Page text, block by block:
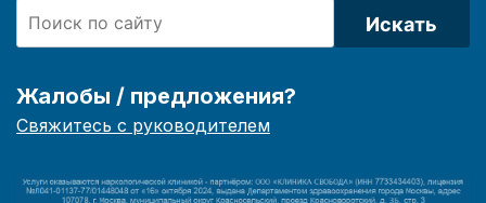
Искать
Жалобы / предложения?
Свяжитесь с руководителем